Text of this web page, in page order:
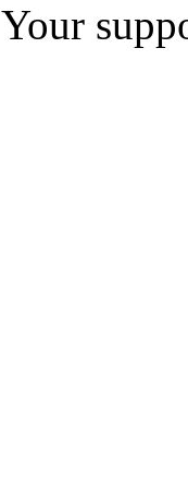
Your